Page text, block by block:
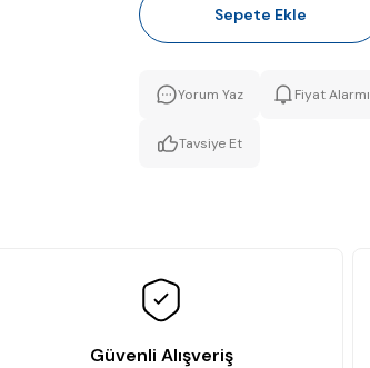
Sepete Ekle
Yorum Yaz Fiyat Alarmı
Tavsiye Et
Güvenli Alışveriş